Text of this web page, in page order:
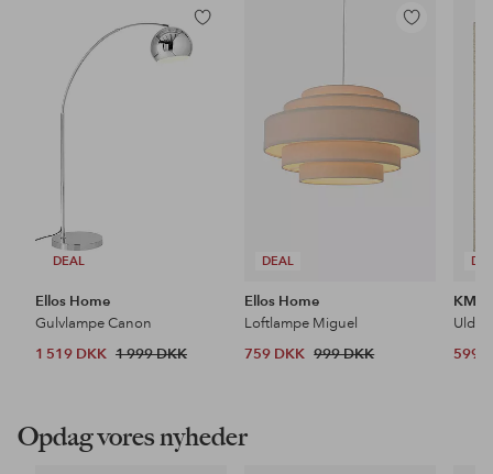
DEAL
Tilføj
til
Ellos Home
Gulvlampe Canon
1 519 DKK 1 999 DKK
DEAL
Tilføj
Ellos Home
Loftlampe Miguel
759 DKK 999 DKK
KM
599
Opdag vores nyheder